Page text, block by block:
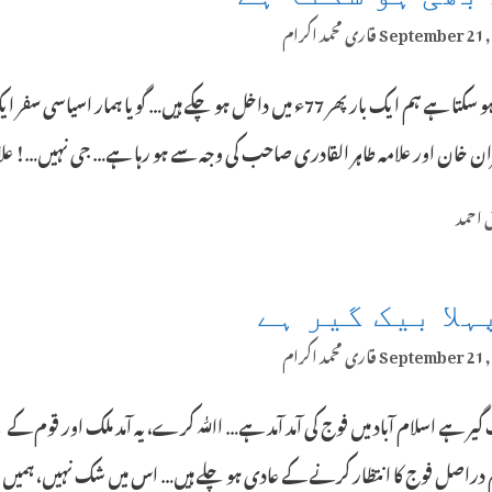
Septemberقاری محمد اکرام
خان اور علامہ طاہر القادری صاحب کی وجہ سے ہو رہا ہے… جی نہیں…!
احمد
بیک گیر ہے
Septemberقاری محمد اکرام
دراصل فوج کا انتظار کرنے کے عادی ہوچلے ہیں… اس میں شک نہیں،